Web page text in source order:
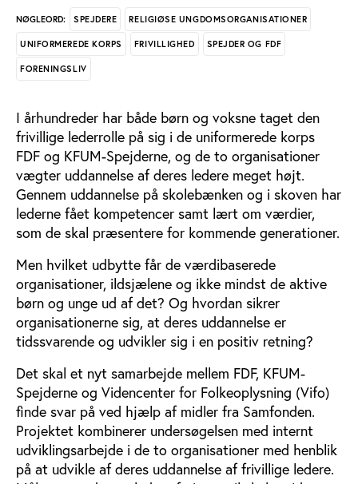
NØGLEORD: SPEJDERE RELIGIØSE UNGDOMSORGANISATIONER
UNIFORMEREDE KORPS FRIVILLIGHED SPEJDER OG FDF
FORENINGSLIV
I århundreder har både børn og voksne taget den
frivillige lederrolle på sig i de uniformerede korps
FDF og KFUM-Spejderne, og de to organisationer
vægter uddannelse af deres ledere meget højt.
Gennem uddannelse på skolebænken og i skoven har
lederne fået kompetencer samt lært om værdier,
som de skal præsentere for kommende generationer.
Men hvilket udbytte får de værdibaserede
organisationer, ildsjælene og ikke mindst de aktive
børn og unge ud af det? Og hvordan sikrer
organisationerne sig, at deres uddannelse er
tidssvarende og udvikler sig i en positiv retning?
Det skal et nyt samarbejde mellem FDF, KFUM-
Spejderne og Videncenter for Folkeoplysning (Vifo)
finde svar på ved hjælp af midler fra Samfonden.
Projektet kombinerer undersøgelsen med internt
udviklingsarbejde i de to organisationer med henblik
på at udvikle af deres uddannelse af frivillige ledere.